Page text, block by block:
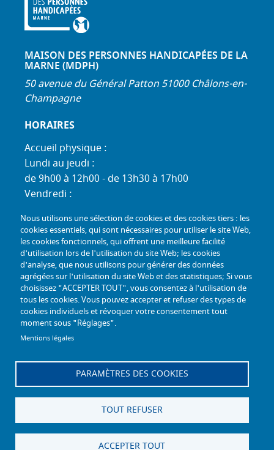
MAISON DES PERSONNES HANDICAPÉES DE LA
MARNE (MDPH)
50 avenue du Général Patton 51000 Châlons-en-
Champagne
HORAIRES
Accueil physique :
Lundi au jeudi :
de 9h00 à 12h00 - de 13h30 à 17h00
Vendredi :
Standard téléphonique :
Lundi au jeudi :
de 9h00 à 12h30 - de 13h30 à 17h00
Vendredi :
de 9h00 à 12h30 - de 13h30 à 16h30
TÉL :+33 (0) 3 26 26 06 06
COURRIEL : accueil@mdph51.fr
Nous utilisons une sélection de cookies et des cookies tiers : les
cookies essentiels, qui sont nécessaires pour utiliser le site Web,
les cookies fonctionnels, qui offrent une meilleure facilité
d'utilisation lors de l'utilisation du site Web; les cookies
d'analyse, que nous utilisons pour générer des données
agrégées sur l'utilisation du site Web et des statistiques; Si vous
choisissez "ACCEPTER TOUT", vous consentez à l'utilisation de
tous les cookies. Vous pouvez accepter et refuser des types de
cookies individuels et révoquer votre consentement tout
moment sous "Réglages".
Mentions légales
PARAMÈTRES DES COOKIES
TOUT REFUSER
ACCEPTER TOUT
Offres d'emploi
Accessibilité - Conformité partielle
Gestion des cookies
Mentions légales
Facebook
Instagram
Linkedin